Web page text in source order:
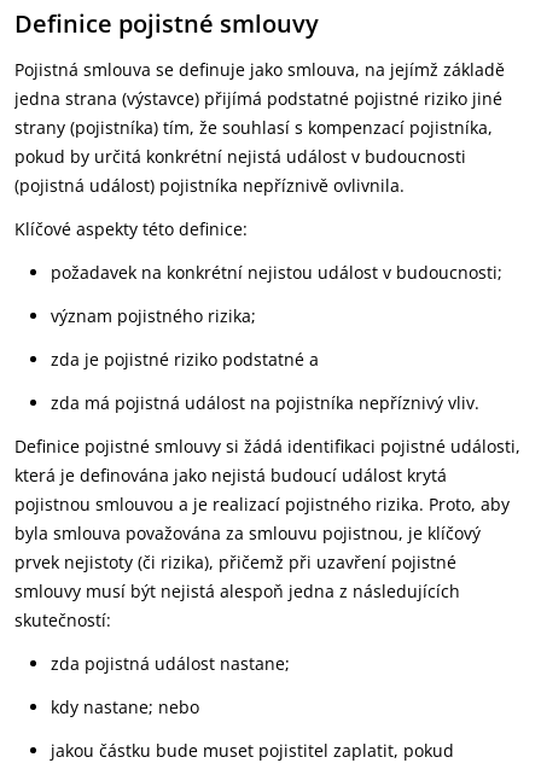
Definice pojistné smlouvy
Pojistná smlouva se definuje jako smlouva, na jejímž základě
jedna strana (výstavce) přijímá podstatné pojistné riziko jiné
strany (pojistníka) tím, že souhlasí s kompenzací pojistníka,
pokud by určitá konkrétní nejistá událost v budoucnosti
(pojistná událost) pojistníka nepříznivě ovlivnila.
Klíčové aspekty této definice:
požadavek na konkrétní nejistou událost v budoucnosti;
význam pojistného rizika;
zda je pojistné riziko podstatné a
zda má pojistná událost na pojistníka nepříznivý vliv.
Definice pojistné smlouvy si žádá identifikaci pojistné události,
která je definována jako nejistá budoucí událost krytá
pojistnou smlouvou a je realizací pojistného rizika. Proto, aby
byla smlouva považována za smlouvu pojistnou, je klíčový
prvek nejistoty (či rizika), přičemž při uzavření pojistné
smlouvy musí být nejistá alespoň jedna z následujících
skutečností:
zda pojistná událost nastane;
kdy nastane; nebo
jakou částku bude muset pojistitel zaplatit, pokud